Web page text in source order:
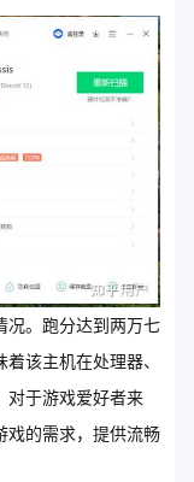
况。跑分达到两万七
该主机在处理器、
对于游戏爱好者来
戏的需求，提供流畅